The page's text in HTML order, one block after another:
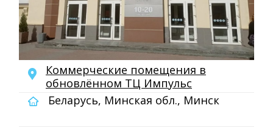
Коммерческие помещения в
обновлённом ТЦ Импульс
Беларусь, Минская обл., Минск